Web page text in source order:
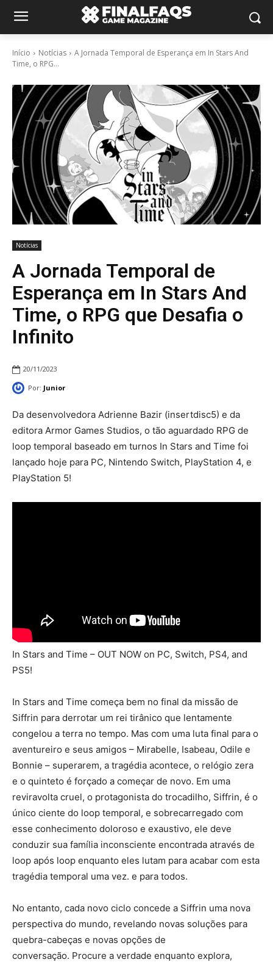
Início Notícias
A Jornada Temporal de Esperança em In Stars And
Time, o RPG...
Notícias
A Jornada Temporal de
Esperança em In Stars And
Time, o RPG que Desafia o
Infinito
20/11/2023
Por: Junior
Da desenvolvedora Adrienne Bazir (insertdisc5) e da
editora Armor Games Studios, o tão aguardado RPG de
loop temporal baseado em turnos In Stars and Time foi
lançado hoje para PC, Nintendo Switch, PlayStation 4, e
PlayStation 5!
In Stars and Time – OUT NOW on PC, Switch, PS4, and
PS5!
In Stars and Time começa bem no final da missão de
Siffrin para derrotar um rei tirânico que lentamente
congelou a terra no tempo. Mas com uma luta final para o
aventureiro e seus amigos – Mirabelle, Isabeau, Odile e
Bonnie – superarem, a tragédia acontece, o relógio zera
e o quinteto é forçado a começar de novo. Em uma
reviravolta cruel, o protagonista do trocadilho, Siffrin, é o
único ciente do loop temporal, e sobrecarregado com
esse conhecimento doloroso e exaustivo, ele deve
conduzir sua família inconsciente encontrada através de
loop após loop enquanto eles lutam para acabar com esta
tragédia temporal uma vez. e para todos.
No entanto, cada novo ciclo concede a Siffrin uma nova
perspectiva do mundo, revelando novas soluções para
quebra-cabeças e novas opções de
conversação. Procure a verdade enquanto explora,